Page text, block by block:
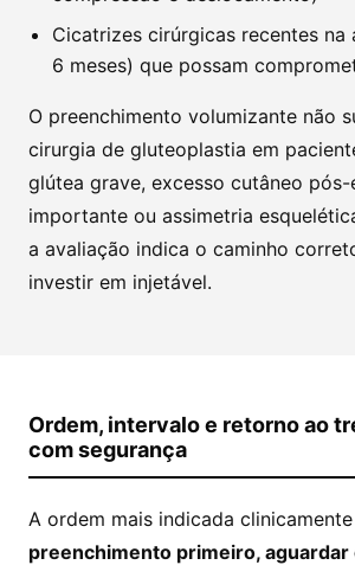
Cicatrizes cirúrgicas recentes na
6 meses) que possam
O preenchimento volumizante não
cirurgia de gluteoplastia em
glútea grave, excesso cutâneo
importante ou assimetria
a avaliação indica o caminho
investir em injetável.
Ordem, intervalo e retorno ao
com segurança
A ordem mais indicada
preenchimento primeiro, aguardar